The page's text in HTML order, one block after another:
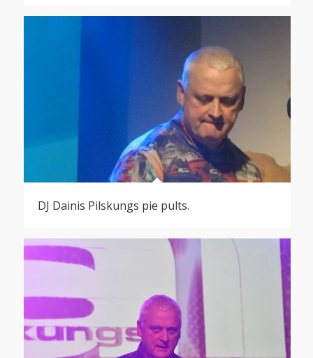
DJ Dainis Pilskungs pie pults.